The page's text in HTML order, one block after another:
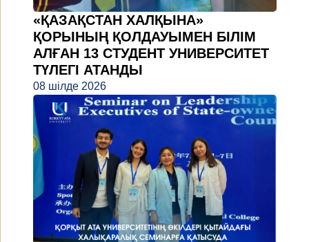
«ҚАЗАҚСТАН ХАЛҚЫНА»
ҚОРЫНЫҢ ҚОЛДАУЫМЕН БІЛІМ
АЛҒАН 13 СТУДЕНТ УНИВЕРСИТЕТ
ТҮЛЕГІ АТАНДЫ
08 шілде 2026